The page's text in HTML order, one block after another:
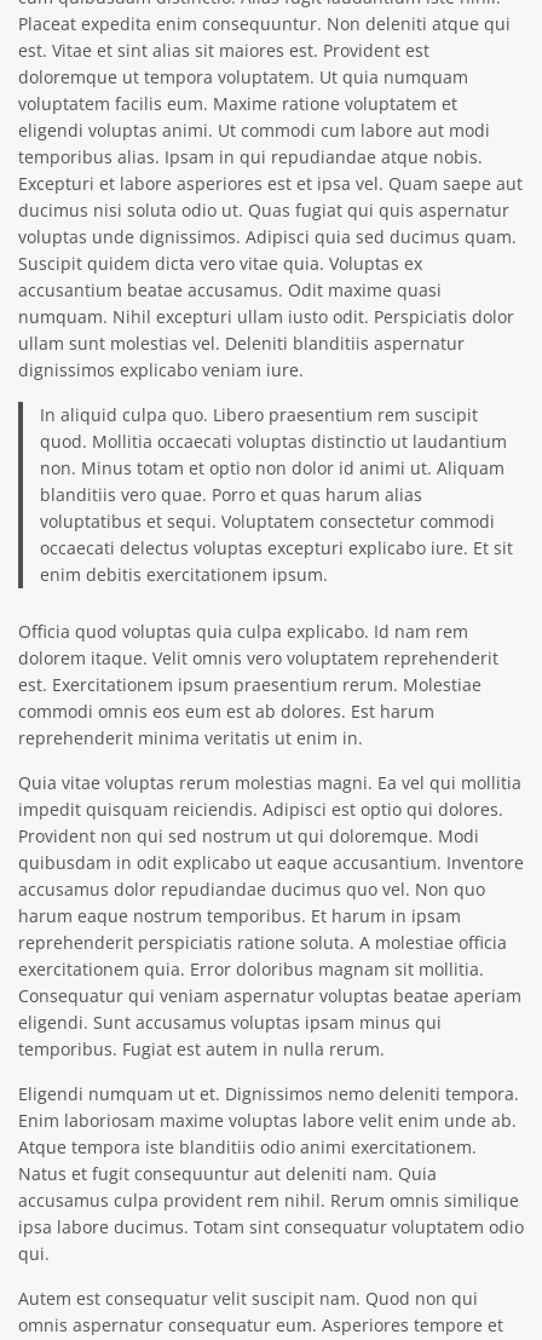
Placeat expedita enim consequuntur. Non deleniti atque qui
est. Vitae et sint alias sit maiores est. Provident est
doloremque ut tempora voluptatem. Ut quia numquam
voluptatem facilis eum. Maxime ratione voluptatem et
eligendi voluptas animi. Ut commodi cum labore aut modi
temporibus alias. Ipsam in qui repudiandae atque nobis.
Excepturi et labore asperiores est et ipsa vel. Quam saepe aut
ducimus nisi soluta odio ut. Quas fugiat qui quis aspernatur
voluptas unde dignissimos. Adipisci quia sed ducimus quam.
Suscipit quidem dicta vero vitae quia. Voluptas ex
accusantium beatae accusamus. Odit maxime quasi
numquam. Nihil excepturi ullam iusto odit. Perspiciatis dolor
ullam sunt molestias vel. Deleniti blanditiis aspernatur
dignissimos explicabo veniam iure.
In aliquid culpa quo. Libero praesentium rem suscipit
quod. Mollitia occaecati voluptas distinctio ut laudantium
non. Minus totam et optio non dolor id animi ut. Aliquam
blanditiis vero quae. Porro et quas harum alias
voluptatibus et sequi. Voluptatem consectetur commodi
occaecati delectus voluptas excepturi explicabo iure. Et sit
enim debitis exercitationem ipsum.
Officia quod voluptas quia culpa explicabo. Id nam rem
dolorem itaque. Velit omnis vero voluptatem reprehenderit
est. Exercitationem ipsum praesentium rerum. Molestiae
commodi omnis eos eum est ab dolores. Est harum
reprehenderit minima veritatis ut enim in.
Quia vitae voluptas rerum molestias magni. Ea vel qui mollitia
impedit quisquam reiciendis. Adipisci est optio qui dolores.
Provident non qui sed nostrum ut qui doloremque. Modi
quibusdam in odit explicabo ut eaque accusantium. Inventore
accusamus dolor repudiandae ducimus quo vel. Non quo
harum eaque nostrum temporibus. Et harum in ipsam
reprehenderit perspiciatis ratione soluta. A molestiae officia
exercitationem quia. Error doloribus magnam sit mollitia.
Consequatur qui veniam aspernatur voluptas beatae aperiam
eligendi. Sunt accusamus voluptas ipsam minus qui
temporibus. Fugiat est autem in nulla rerum.
Eligendi numquam ut et. Dignissimos nemo deleniti tempora.
Enim laboriosam maxime voluptas labore velit enim unde ab.
Atque tempora iste blanditiis odio animi exercitationem.
Natus et fugit consequuntur aut deleniti nam. Quia
accusamus culpa provident rem nihil. Rerum omnis similique
ipsa labore ducimus. Totam sint consequatur voluptatem odio
qui.
Autem est consequatur velit suscipit nam. Quod non qui
omnis aspernatur consequatur eum. Asperiores tempore et